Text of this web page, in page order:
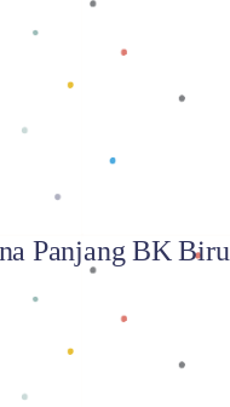
Baca selengkapnya
Panjang BK Biru